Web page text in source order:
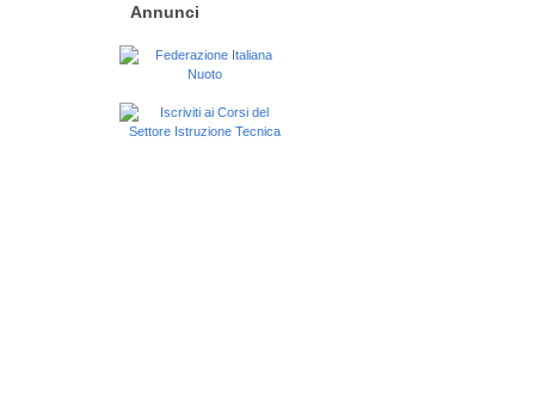
Annunci